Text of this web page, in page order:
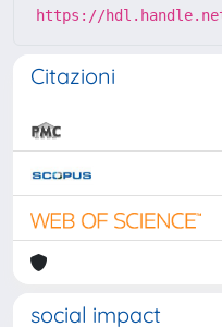
https://
Citazioni
social impact